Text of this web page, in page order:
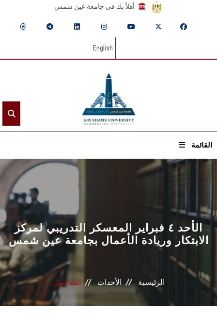
أهلاً بك في جامعة عين شمس
English
القائمة
الرئيسيـة
عن الجامعة
القطاعـات
الشئون الأكاديمية
البحث العلمي
الرعاية الصحية
الأحد ٤ فبراير المعسكر التدريبي لمركز
الابتكار وريادة الأعمال بجامعة عين شمس
الرئيسية الأحداث التفاصيل